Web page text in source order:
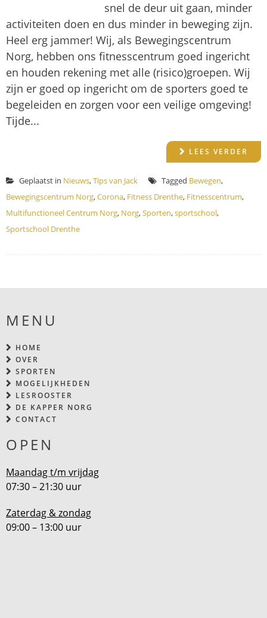
snel de deur uit gaan, minder
activiteiten doen en dus minder in beweging zijn.
Heel erg jammer! Wij, als Bewegingscentrum
Norg, hebben ons fitnesscentrum goed ingericht
en houden rekening met alle (risico)groepen. Wij
zijn er goed op ingericht om de sporters goed te
begeleiden en zorgen voor een veilige omgeving!
Tijde...
LEES VERDER
Geplaatst in Nieuws,Tips van Jack Tagged Bewegen,
Bewegingscentrum Norg,Corona, Fitness Drenthe, Fitnesscentrum,
Multifunctioneel Centrum Norg, Norg,Sporten,sportschool,
Sportschool Drenthe
MENU
HOME
OVER
SPORTEN
MOGELIJKHEDEN
LESROOSTER
DE KAPPER NORG
CONTACT
OPEN
Maandag t/m vrijdag
07:30 – 21:30 uur
Zaterdag & zondag
09:00 – 13:00 uur